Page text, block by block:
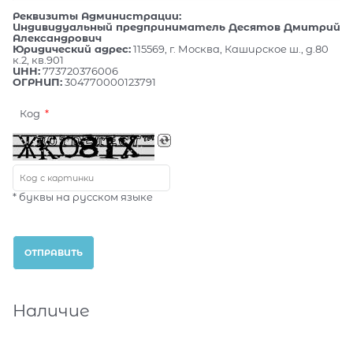
Реквизиты Администрации:
Индивидуальный предприниматель Десятов Дмитрий
Александрович
Юридический адрес:115569, г. Москва, Каширское ш., д.80
к.2, кв.901
ИНН:773720376006
ОГРНИП:304770000123791
Код
* буквы на русском языке
Наличие